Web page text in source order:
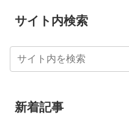
サイト内検索
新着記事